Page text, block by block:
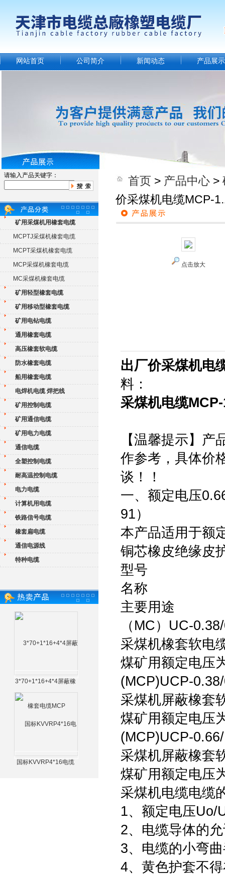
网站首页 公司简介 新闻动态 产品展示
请输入产品关键字：
矿用采煤机用橡套电缆
MCPTJ采煤机橡套电缆
MCPT采煤机橡套电缆
MCP采煤机橡套电缆
MC采煤机橡套电缆
矿用轻型橡套电缆
矿用移动型橡套电缆
矿用电钻电缆
通用橡套电缆
高压橡套软电缆
防水橡套电缆
船用橡套电缆
电焊机电缆 焊把线
矿用控制电缆
矿用通信电缆
矿用电力电缆
通信电缆
全塑控制电缆
耐高温控制电缆
电力电缆
计算机用电缆
铁路信号电缆
橡套扁电缆
通信电源线
特种电缆
3*70+1*16+4*4屏蔽橡
国标KVVRP4*16电缆
首页 > 产品中心 >
价采煤机电缆MCP-
点击放大
出厂价采煤机电
料：
采煤机电缆
【温馨提示】
作参考，具体价
谈！！
一、额定电压
91）
本产品适用于额
铜芯橡皮绝缘皮
型号
名称
主要用途
（MC）UC-
采煤机橡套软电
煤矿用额定电压
(MCP)UCP-
采煤机屏蔽橡套
煤矿用额定电压
(MCP)UCP-
采煤机屏蔽橡套
煤矿用额定电压
采煤机电缆电缆
1、额定电压Uo/
2、电缆导体的
3、电缆的小弯
4、黄色护套不